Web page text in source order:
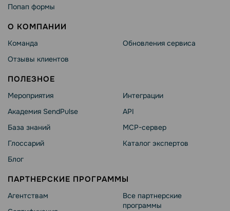
Попап формы
О КОМПАНИИ
Команда
Отзывы клиентов
Обновления сервиса
ПОЛЕЗНОЕ
Мероприятия
Академия SendPulse
База знаний
Глоссарий
Блог
Интеграции
API
MCP-сервер
Каталог экспертов
ПАРТНЕРСКИЕ ПРОГРАММЫ
Агентствам
Все партнерские
программы